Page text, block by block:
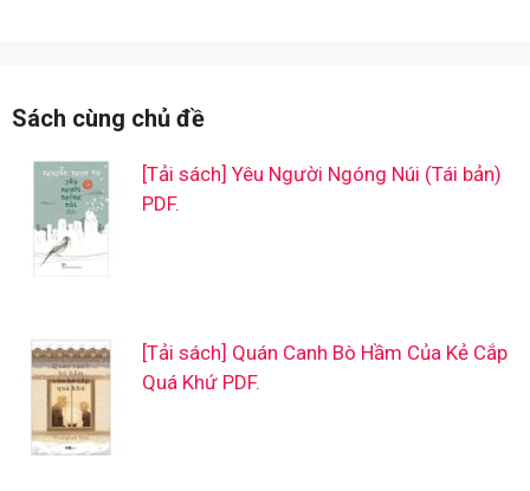
Sách cùng chủ đề
[Tải sách] Yêu Người Ngóng Núi (Tái bản)
PDF.
[Tải sách] Quán Canh Bò Hầm Của Kẻ Cắp
Quá Khứ PDF.